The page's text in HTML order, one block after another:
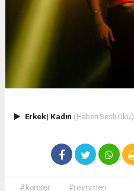
Erkek| Kadın (Haberi Sesli Oku)
#konser #reynmen